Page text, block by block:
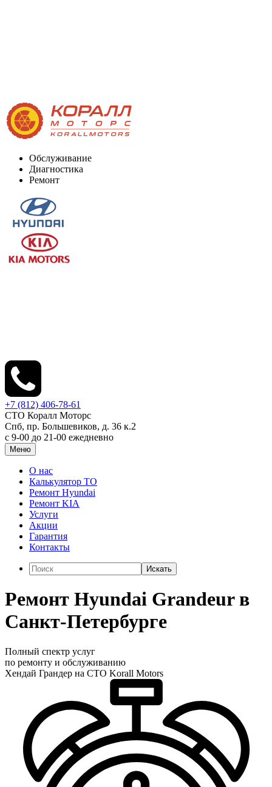
Обслуживание
Диагностика
Ремонт
+7 (812) 406-78-61
СТО Коралл Моторс
Спб, пр. Большевиков, д. 36 к.2
с 9-00 до 21-00 ежедневно
Меню
О нас
Калькулятор ТО
Ремонт Hyundai
Ремонт KIA
Услуги
Акции
Гарантия
Контакты
Искать
Ремонт Hyundai Grandeur в
Санкт-Петербурге
Полный спектр услуг
по ремонту и обслуживанию
Хендай Грандер на СТО Korall Motors